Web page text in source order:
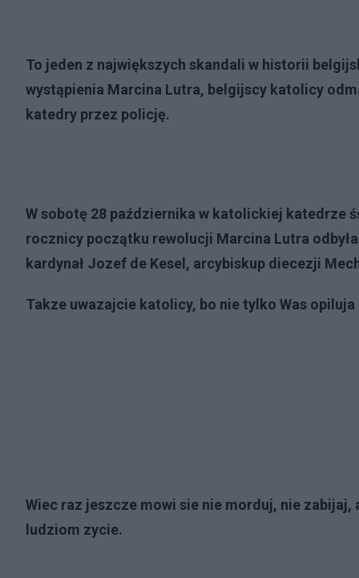
To jeden z największych skandali w historii
wystąpienia Marcina Lutra, belgijscy katolicy
katedry przez policję.
W sobotę 28 października w katolickiej katedrze
rocznicy początku rewolucji Marcina Lutra
kardynał Jozef de Kesel, arcybiskup diecezji
Takze uwazajcie katolicy, bo nie tylko Was
Wiec raz jeszcze mowi sie nie morduj, nie
ludziom zycie.